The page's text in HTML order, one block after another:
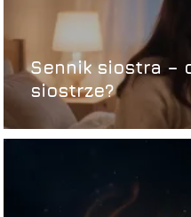
Sennik siostra –
siostrze?